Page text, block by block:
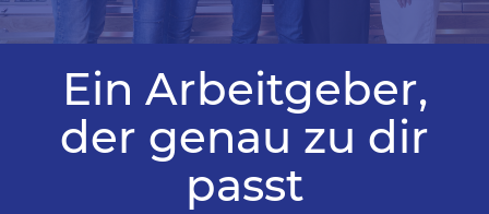
Ein Arbeitgeber,
der genau zu dir
passt